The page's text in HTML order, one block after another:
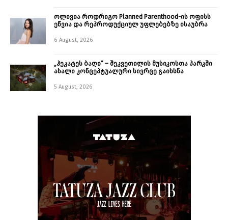
ოლივია როდრიგო Planned Parenthood-ის ოფისს
ეწვია და რეპროდუქციულ უფლებებზე ისაუბრა
6 August, 2026
„ჰეკატეს ბაღი“ – შეკვეთილის მუსიკოსთა პარკში
ახალი კონცეპტუალური სივრცე გაიხსნა ￼
5 August, 2026